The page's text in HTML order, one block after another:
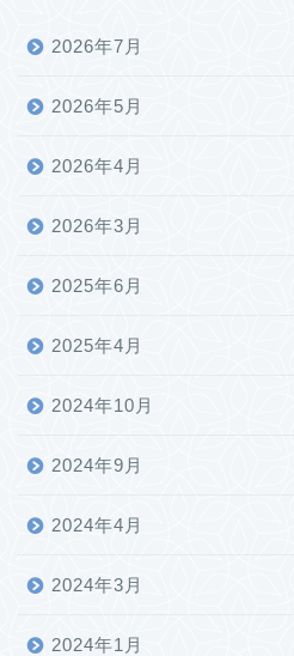
2026年7月
2026年5月
2026年4月
2026年3月
2025年6月
2025年4月
2024年10月
2024年9月
2024年4月
2024年3月
2024年1月